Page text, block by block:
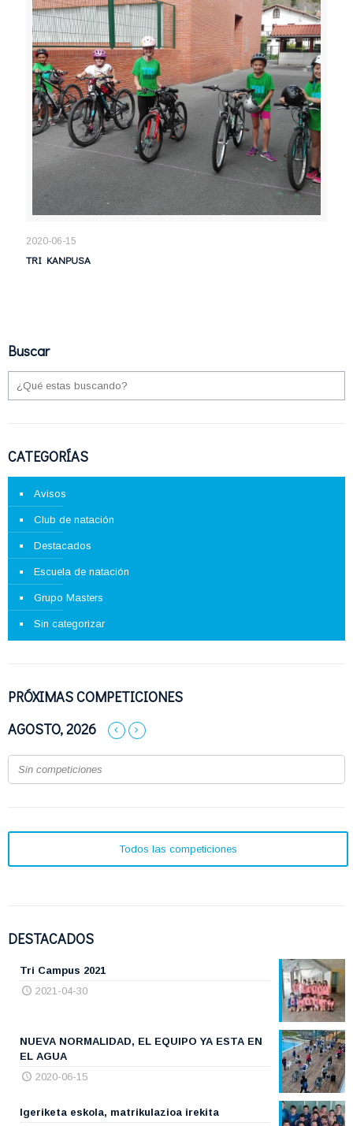
2020-06-15
TRI KANPUSA
Buscar
CATEGORÍAS
Avisos
Club de natación
Destacados
Escuela de natación
Grupo Masters
Sin categorizar
PRÓXIMAS COMPETICIONES
AGOSTO, 2026
Sin competiciones
Todos las competiciones
DESTACADOS
Tri Campus 2021
2021-04-30
NUEVA NORMALIDAD, EL EQUIPO YA ESTA EN
EL AGUA
2020-06-15
Igeriketa eskola, matrikulazioa irekita